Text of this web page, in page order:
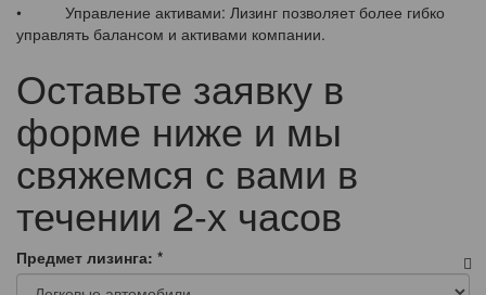
• Управление активами: Лизинг позволяет более гибко
управлять балансом и активами компании.
Оставьте заявку в
форме ниже и мы
свяжемся с вами в
течении 2-х часов
Предмет лизинга: *